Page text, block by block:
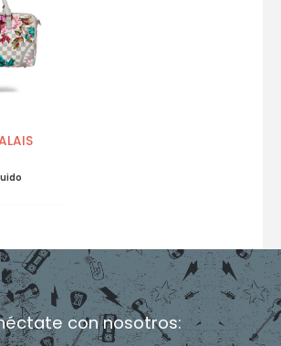
con nosotros: